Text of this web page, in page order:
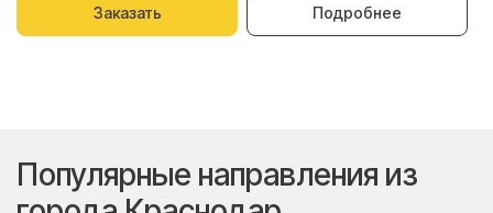
Заказать Подробнее
Популярные направления из